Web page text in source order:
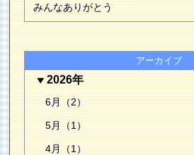
みんなありがとう
アーカイブ
2026年
6月（2）
5月（1）
4月（1）